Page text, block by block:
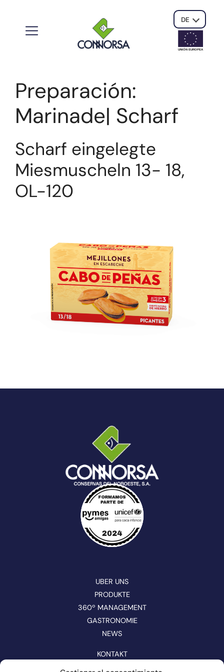
DE
UNIÓN EUROPEA
Preparación:
Marinade| Scharf
Scharf eingelegte
Miesmuscheln 13- 18,
OL-120
UBER UNS
PRODUKTE
360º MANAGEMENT
GASTRONOMIE
NEWS
KONTAKT